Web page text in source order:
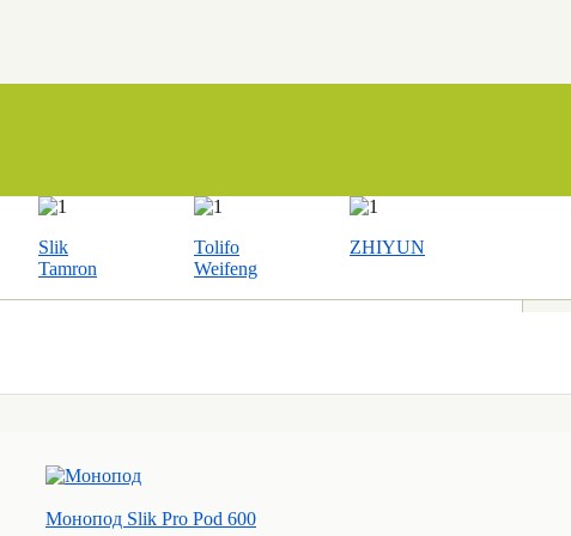
Slik
Tamron
Tolifo
Weifeng
ZHIYUN
Монопод Slik Pro Pod 600